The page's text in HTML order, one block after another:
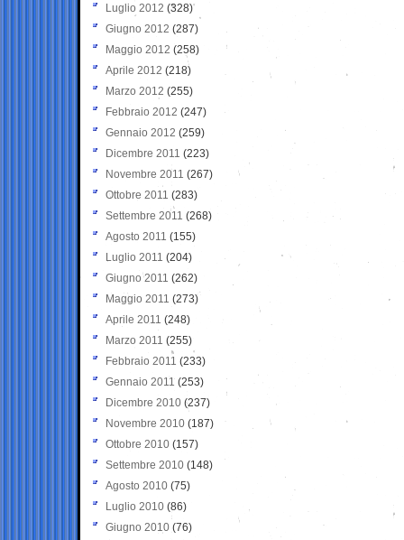
Luglio 2012 (328)
Giugno 2012 (287)
Maggio 2012 (258)
Aprile 2012 (218)
Marzo 2012 (255)
Febbraio 2012 (247)
Gennaio 2012 (259)
Dicembre 2011 (223)
Novembre 2011 (267)
Ottobre 2011 (283)
Settembre 2011 (268)
Agosto 2011 (155)
Luglio 2011 (204)
Giugno 2011 (262)
Maggio 2011 (273)
Aprile 2011 (248)
Marzo 2011 (255)
Febbraio 2011 (233)
Gennaio 2011 (253)
Dicembre 2010 (237)
Novembre 2010 (187)
Ottobre 2010 (157)
Settembre 2010 (148)
Agosto 2010 (75)
Luglio 2010 (86)
Giugno 2010 (76)